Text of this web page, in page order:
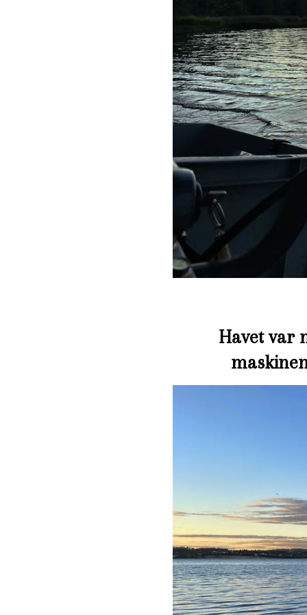
Havet var